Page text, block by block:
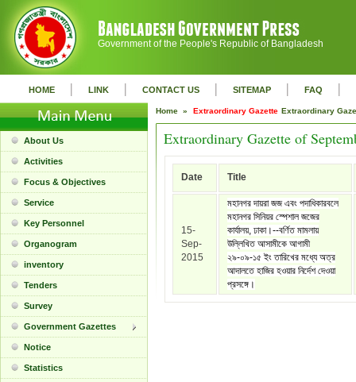
Government of the People's Republic of Bangladesh
HOME | LINK | CONTACT US | SITEMAP | FAQ |
About Us
Activities
Focus & Objectives
Service
Key Personnel
Organogram
inventory
Tenders
Survey
Government Gazettes
Notice
Statistics
Home » Extraordinary Gazette Extraordinary
Extraordinary Gazette of
Date Title
15-
Sep-
2015
মহানগর দায়রা জজ এবং পদাধিকারবলে
মহানগর সিনিয়র স্পেশাল জজের
কার্যালয়, ঢাকা।--বর্ণিত মামলায়
উল্লিখিত আসামীকে আগামী
২৯-০৯-১৫ ইং তারিখের মধ্যে অত্র
আদালতে হাজির হওয়ার নির্দেশ দেওয়া
প্রসঙ্গে।